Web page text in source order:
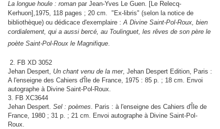
La longue houle : roman par Jean-Yves Le Guen. [Le Relecq-
Kerhuon],1975, 118 pages ; 20 cm. "Ex-libris" (selon la notice de
bibliothèque) ou dédicace d'exemplaire :A Divine Saint-Pol-Roux, bien
cordialement, qui a aussi bercé, au Toulinguet, les rêves de son père le
poète Saint-Pol-Roux le Magnifique.
2. FB XD 3052
Jehan Despert, Un chant venu de la mer, Jehan Despert Edition, Paris :
A l'enseigne des Cahiers d'Île de France, 1975 : 85 p. ; 18 cm. Envoi
autographe à Divine Saint-Pol-Roux.
3. FB XC3644
Jehan Despert. Sel : poèmes. Paris : à l'enseigne des Cahiers d'Île de
France, 1980 ; 31 p. ; 21 cm. Envoi autographe à Divine Saint-Pol-
Roux.